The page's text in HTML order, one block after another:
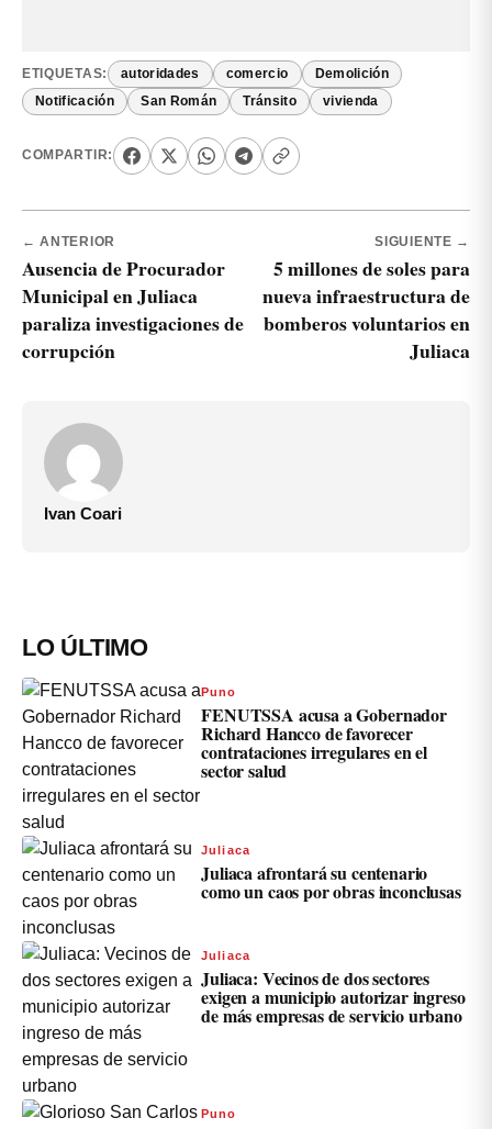
ETIQUETAS: autoridades comercio Demolición
Notificación San Román Tránsito vivienda
COMPARTIR:
← ANTERIOR
Ausencia de Procurador
Municipal en Juliaca
paraliza investigaciones de
corrupción
SIGUIENTE →
5 millones de soles para
nueva infraestructura de
bomberos voluntarios en
Juliaca
Ivan Coari
LO ÚLTIMO
Puno
FENUTSSA acusa a Gobernador
Richard Hancco de favorecer
contrataciones irregulares en el
sector salud
Juliaca
Juliaca afrontará su centenario
como un caos por obras inconclusas
Juliaca
Juliaca: Vecinos de dos sectores
exigen a municipio autorizar ingreso
de más empresas de servicio urbano
Puno